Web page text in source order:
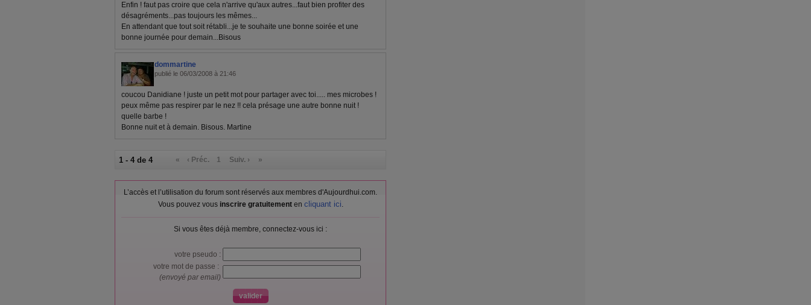
Enfin ! faut pas croire que cela n'arrive qu'aux autres...faut bien profiter des
désagréments...pas toujours les mêmes...
En attendant que tout soit rétabli...je te souhaite une bonne soirée et une
bonne journée pour demain...Bisous
dommartine
publié le 06/03/2008 à 21:46
coucou Danidiane ! juste un petit mot pour partager avec toi..... mes microbes !
peux même pas respirer par le nez !! cela présage une autre bonne nuit !
quelle barbe !
Bonne nuit et à demain. Bisous. Martine
1 - 4 de 4 « ‹ Préc. 1 Suiv. › »
L’accès et l’utilisation du forum sont réservés aux membres d'Aujourdhui.com.
Vous pouvez vous inscrire gratuitementen cliquant ici.
Si vous êtes déjà membre, connectez-vous ici :
votre pseudo :
votre mot de passe :
(envoyé par email)